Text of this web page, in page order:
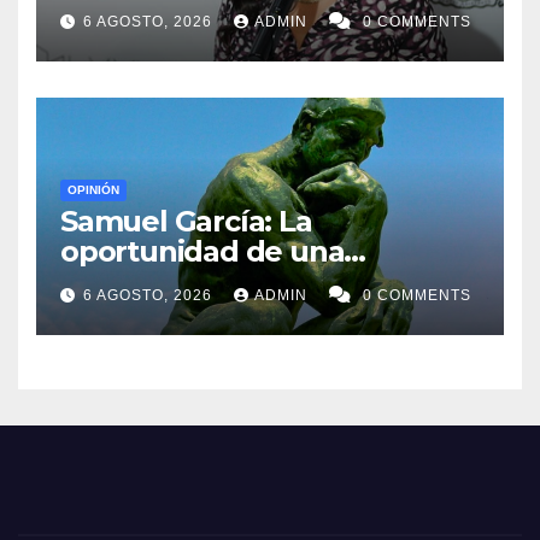
la sociedad civil
6 AGOSTO, 2026 ADMIN 0 COMMENTS
OPINIÓN
Samuel García: La
oportunidad de una
generación
6 AGOSTO, 2026 ADMIN 0 COMMENTS